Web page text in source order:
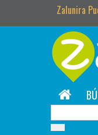
Zalunira